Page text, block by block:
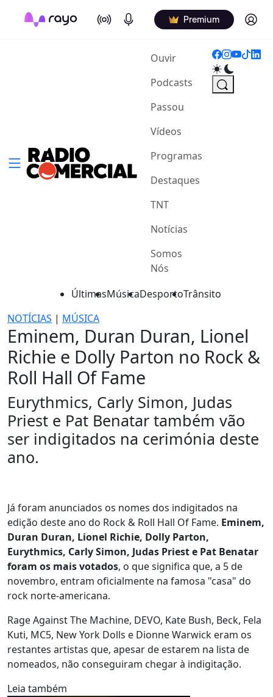
On Air Podcasts Premium Log in
Ouvir(current)
Podcasts
Passou
Vídeos
Programas
Destaques
TNT
Notícias
Somos
Nós
ÚltimasMúsicaDesportoTrânsito
NOTÍCIAS | MÚSICA
Eminem, Duran Duran, Lionel
Richie e Dolly Parton no Rock &
Roll Hall Of Fame
Eurythmics, Carly Simon, Judas
Priest e Pat Benatar também vão
ser indigitados na cerimónia deste
ano.
Já foram anunciados os nomes dos indigitados na
edição deste ano do Rock & Roll Hall Of Fame. Eminem,
Duran Duran, Lionel Richie, Dolly Parton,
Eurythmics, Carly Simon, Judas Priest e Pat Benatar
foram os mais votados, o que significa que, a 5 de
novembro, entram oficialmente na famosa "casa" do
rock norte-americana.
Rage Against The Machine, DEVO, Kate Bush, Beck, Fela
Kuti, MC5, New York Dolls e Dionne Warwick eram os
restantes artistas que, apesar de estarem na lista de
nomeados, não conseguiram chegar à indigitação.
Leia também